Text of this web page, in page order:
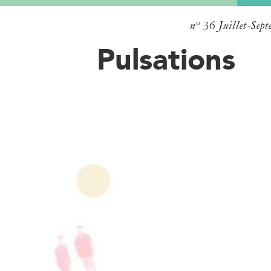
n° 36 Juillet-
Pulsations